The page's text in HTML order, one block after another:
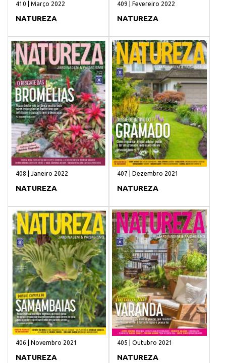
410 | Março 2022
NATUREZA
409 | Fevereiro 2022
NATUREZA
408 | Janeiro 2022
NATUREZA
407 | Dezembro 2021
NATUREZA
406 | Novembro 2021
NATUREZA
405 | Outubro 2021
NATUREZA